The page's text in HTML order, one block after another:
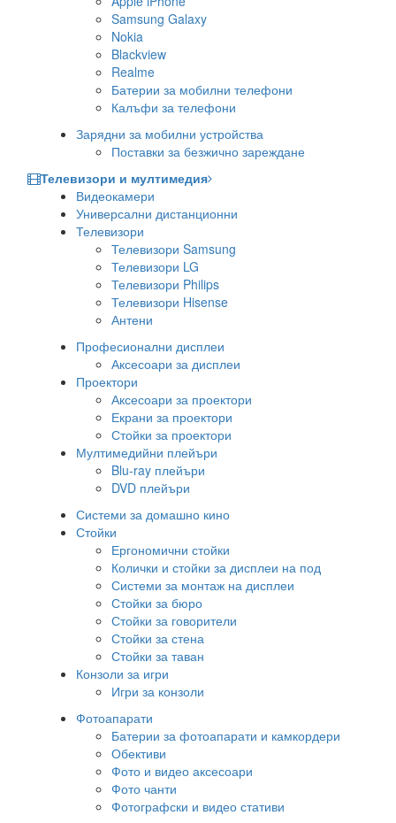
Samsung Galaxy
Nokia
Blackview
Realme
Батерии за мобилни телефони
Калъфи за телефони
Зарядни за мобилни устройства
Поставки за безжично зареждане
Телевизори и мултимедия
Видеокамери
Универсални дистанционни
Телевизори
Телевизори Samsung
Телевизори LG
Телевизори Philips
Телевизори Hisense
Антени
Професионални дисплеи
Аксесоари за дисплеи
Проектори
Аксесоари за проектори
Екрани за проектори
Стойки за проектори
Мултимедийни плейъри
Blu-ray плейъри
DVD плейъри
Системи за домашно кино
Стойки
Ергономични стойки
Колички и стойки за дисплеи на под
Системи за монтаж на дисплеи
Стойки за бюро
Стойки за говорители
Стойки за стена
Стойки за таван
Конзоли за игри
Игри за конзоли
Фотоапарати
Батерии за фотоапарати и камкордери
Обективи
Фото и видео аксесоари
Фото чанти
Фотографски и видео стативи